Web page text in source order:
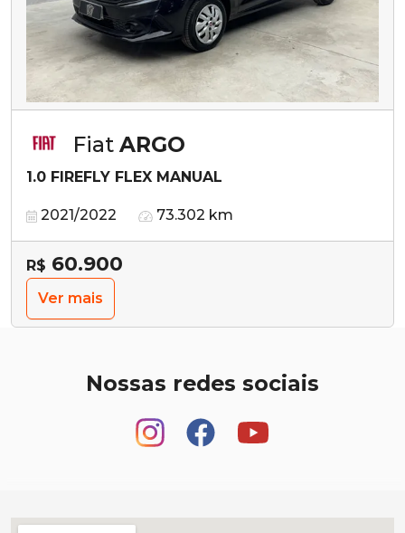
Fiat ARGO
1.0 FIREFLY FLEX MANUAL
2021/2022 73.302 km
R$ 60.900
Ver mais
Nossas redes sociais